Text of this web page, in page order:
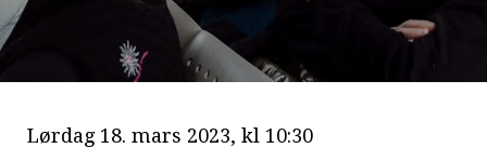
Lørdag 18. mars 2023, kl 10:30